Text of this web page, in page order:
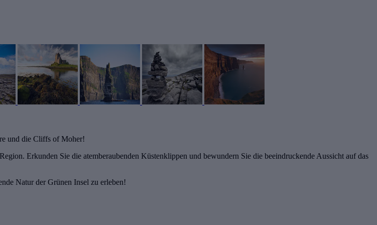
und die Cliffs of Moher!
Erkunden Sie die atemberaubenden Küstenklippen und bewundern Sie die beeindruckende Aussicht auf das
Natur der Grünen Insel zu erleben!